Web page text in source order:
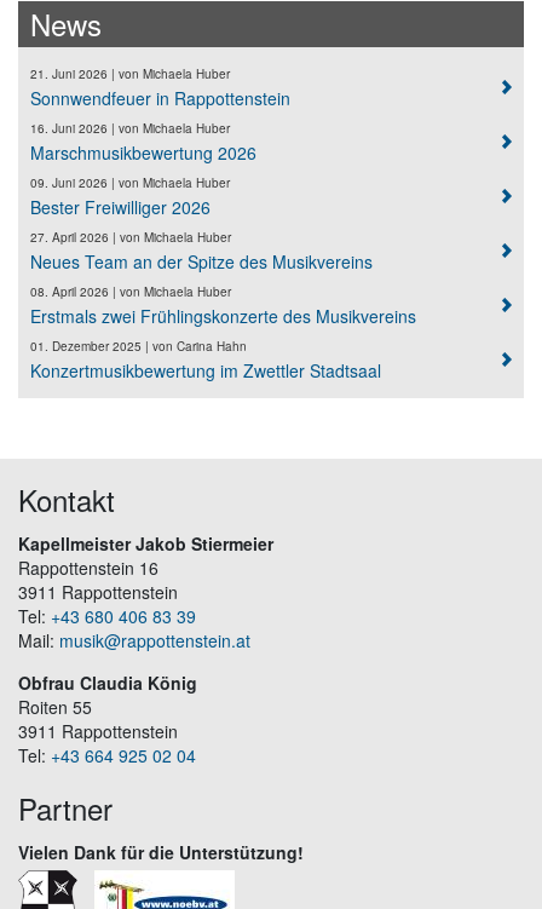
News
21. Juni 2026 | von Michaela Huber
Sonnwendfeuer in Rappottenstein
16. Juni 2026 | von Michaela Huber
Marschmusikbewertung 2026
09. Juni 2026 | von Michaela Huber
Bester Freiwilliger 2026
27. April 2026 | von Michaela Huber
Neues Team an der Spitze des Musikvereins
08. April 2026 | von Michaela Huber
Erstmals zwei Frühlingskonzerte des Musikvereins
01. Dezember 2025 | von Carina Hahn
Konzertmusikbewertung im Zwettler Stadtsaal
Kontakt
Kapellmeister Jakob Stiermeier
Rappottenstein 16
3911 Rappottenstein
Tel: +43 680 406 83 39
Mail: musik@rappottenstein.at
Obfrau Claudia König
Roiten 55
3911 Rappottenstein
Tel: +43 664 925 02 04
Partner
Vielen Dank für die Unterstützung!